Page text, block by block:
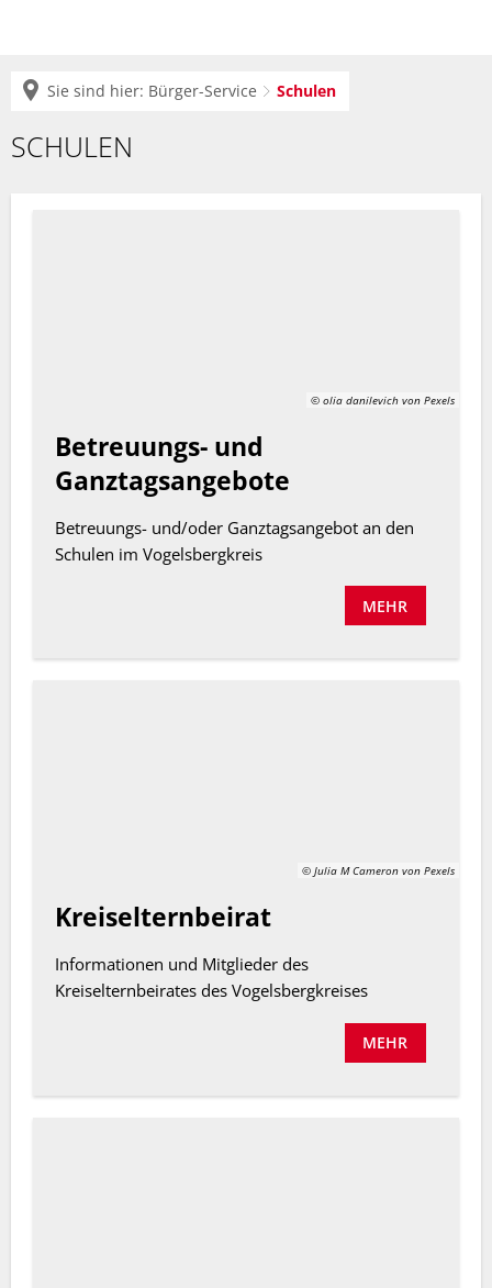
Sie sind hier: Bürger-Service Schulen
Schulen
SCHULEN
© olia danilevich von Pexels
Betreuungs- und
Ganztagsangebote
Betreuungs- und/oder Ganztagsangebot an den
Schulen im Vogelsbergkreis
MEHR
© Julia M Cameron von Pexels
Kreiselternbeirat
Informationen und Mitglieder des
Kreiselternbeirates des Vogelsbergkreises
MEHR